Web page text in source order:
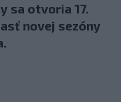
sa otvoria 17.
novej sezóny